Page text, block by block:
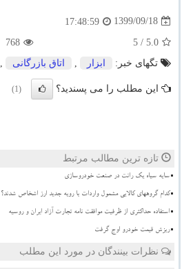
1399/09/18
17:48:59
5.0
/ 5
768
تگهای خبر:
ابزار , اتاق بازرگانی ,
این مطلب را می پسندید؟ (1)
تازه ترین مطالب مرتبط
سایه سیاه یک رانت در صنعت خودروسازی
کدام گروههای کالایی مشمول واردات با رویه جدید ارز اشخاص شدند؟
استفاده حداکثری از ظرفیت موافقت نامه تجارت آزاد ایران و روسیه
ریزش قیمت خودرو اوج گرفت
نظرات بینندگان در مورد این مطلب